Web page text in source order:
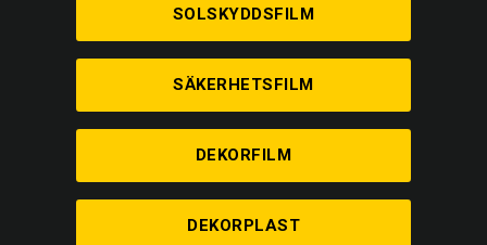
SOLSKYDDSFILM
SÄKERHETSFILM
DEKORFILM
DEKORPLAST